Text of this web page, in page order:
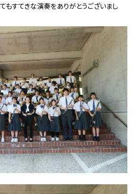
もすてきな演奏をありがとうございまし